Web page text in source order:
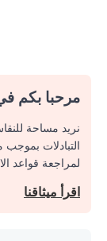
مرحبا بكم
نريد مساحة
التبادلات بموجب
لمراجعة قواعد
اقرأ ميثاقنا